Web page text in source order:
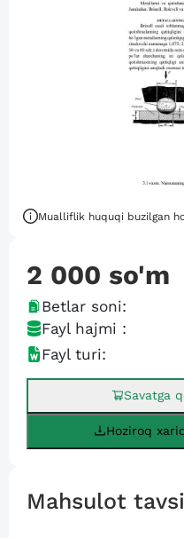
Mualliflik huquqi buzilgan
2 000 so'm
Betlar soni:
Fayl hajmi :
Fayl turi:
Savatga
Hoziroq
Mahsulot